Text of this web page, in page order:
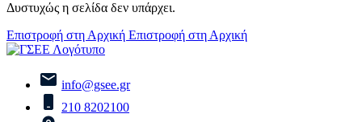
Δυστυχώς η σελίδα δεν υπάρχει.
Επιστροφή στη Αρχική Επιστροφή στη Αρχική
info@gsee.gr
210 8202100